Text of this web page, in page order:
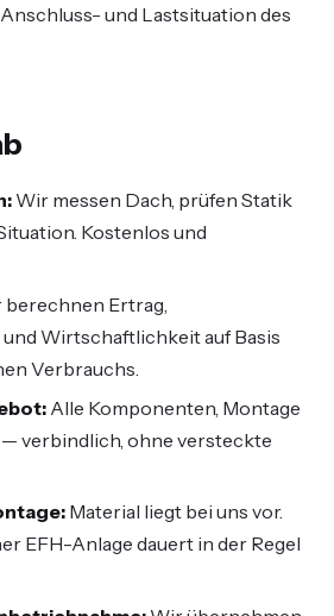
und Lastsituation des
Wir messen Dach, prüfen Statik
Kostenlos und
berechnen Ertrag,
Wirtschaftlichkeit auf Basis
Verbrauchs.
Alle Komponenten, Montage
verbindlich, ohne versteckte
Material liegt bei uns vor.
EFH-Anlage dauert in der Regel